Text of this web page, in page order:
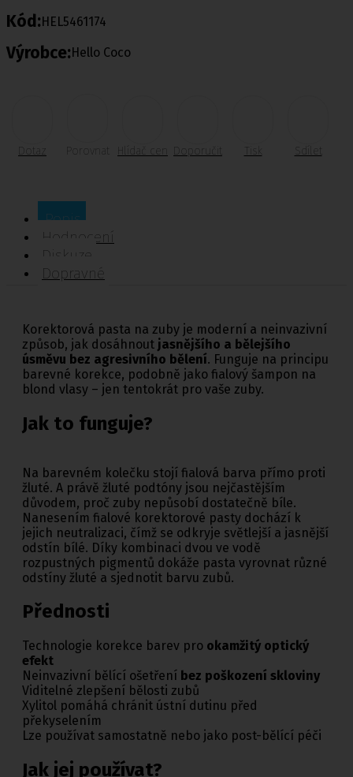
Kód:HEL5461174
Výrobce:Hello Coco
Dotaz Porovnat Doporučit Tisk Sdílet
Popis
Hodnocení
Diskuze
Dopravné
Korektorová pasta na zuby je moderní a neinvazivní
způsob, jak dosáhnout jasnějšího a bělejšího
úsměvu bez agresivního bělení. Funguje na principu
barevné korekce, podobně jako fialový šampon na
blond vlasy – jen tentokrát pro vaše zuby.
Jak to funguje?
Na barevném kolečku stojí fialová barva přímo proti
žluté. A právě žluté podtóny jsou nejčastějším
důvodem, proč zuby nepůsobí dostatečně bíle.
Nanesením fialové korektorové pasty dochází k
jejich neutralizaci, čímž se odkryje světlejší a jasnější
odstín bílé. Díky kombinaci dvou ve vodě
rozpustných pigmentů dokáže pasta vyrovnat různé
odstíny žluté a sjednotit barvu zubů.
Přednosti
Technologie korekce barev pro okamžitý optický
efekt
Neinvazivní bělící ošetření bez poškození skloviny
Viditelné zlepšení bělosti zubů
Xylitol pomáhá chránit ústní dutinu před
překyselením
Lze používat samostatně nebo jako post-bělící péči
Jak jej používat?